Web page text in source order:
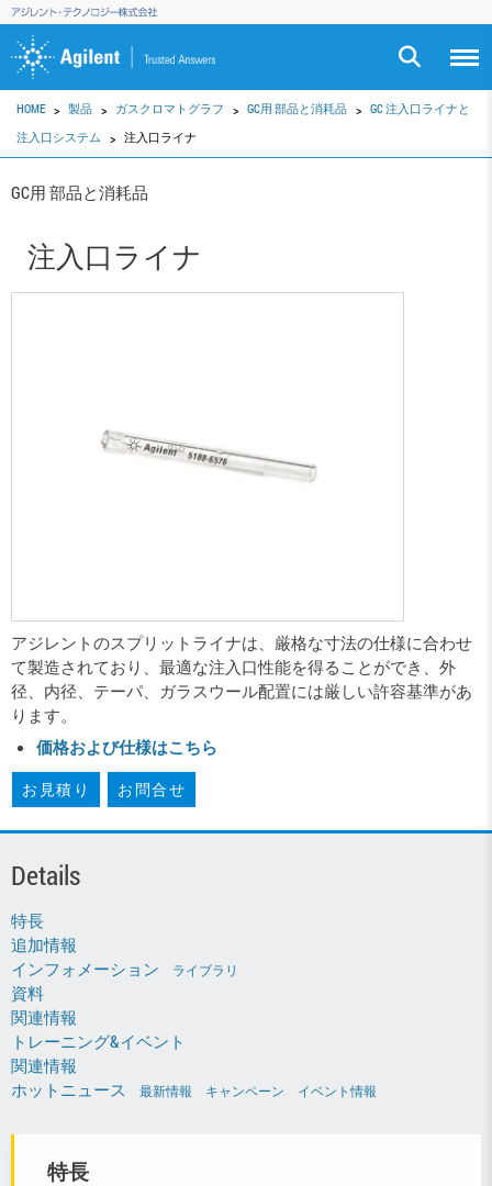
HOME 製品 ガスクロマトグラフ GC用 部品と消耗品
GC 注入口ライナと
注入口システム
注入口ライナ
GC用 部品と消耗品
注入口ライナ
アジレントのスプリットライナは、厳格な寸法の仕様に合わせ
て製造されており、最適な注入口性能を得ることができ、外
径、内径、テーパ、ガラスウール配置には厳しい許容基準があ
ります。
価格および仕様はこちら
お見積り お問合せ
Details
特長
追加情報
インフォメーション
ライブラリ
資料
関連情報
トレーニング&イベント
関連情報
ホットニュース
最新情報 キャンペーン イベント情報
特長